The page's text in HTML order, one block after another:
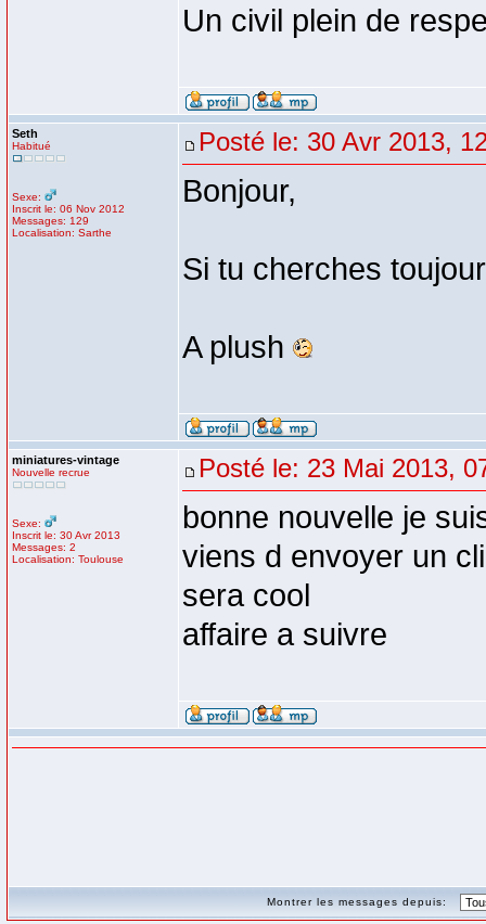
Un civil plein de
Seth
Habitué
Sexe:
Inscrit le: 06 Nov 2012
Messages: 129
Localisation: Sarthe
Posté le: 30 Avr 2013,
Bonjour,
Si tu cherches
A plush
miniatures-vintage
Nouvelle recrue
Sexe:
Inscrit le: 30 Avr 2013
Messages: 2
Localisation: Toulouse
Posté le: 23 Mai 2013,
bonne nouvelle je
viens d envoyer un
sera cool
affaire a suivre
Montrer les messages depuis: